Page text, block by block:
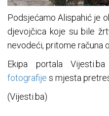
Podsjećamo Alispahić je
djevojčica koje su bile
nevodeći, pritome računa
Ekipa portala
fotografije s mjesta
(Vijesti.ba)